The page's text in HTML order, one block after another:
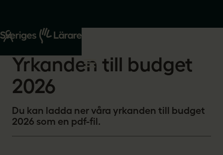
Start
Om oss
2025-11-27
Yrkanden till budget
2026
Du kan ladda ner våra yrkanden till budget
2026 som en pdf-fil.